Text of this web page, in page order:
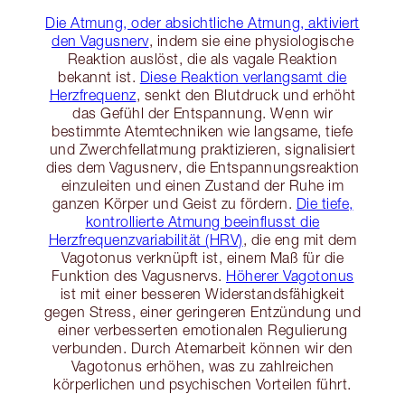
Die Atmung, oder absichtliche Atmung, aktiviert
den Vagusnerv, indem sie eine physiologische
Reaktion auslöst, die als vagale Reaktion
bekannt ist. Diese Reaktion verlangsamt die
Herzfrequenz, senkt den Blutdruck und erhöht
das Gefühl der Entspannung. Wenn wir
bestimmte Atemtechniken wie langsame, tiefe
und Zwerchfellatmung praktizieren, signalisiert
dies dem Vagusnerv, die Entspannungsreaktion
einzuleiten und einen Zustand der Ruhe im
ganzen Körper und Geist zu fördern. Die tiefe,
kontrollierte Atmung beeinflusst die
Herzfrequenzvariabilität (HRV), die eng mit dem
Vagotonus verknüpft ist, einem Maß für die
Funktion des Vagusnervs. Höherer Vagotonus
ist mit einer besseren Widerstandsfähigkeit
gegen Stress, einer geringeren Entzündung und
einer verbesserten emotionalen Regulierung
verbunden. Durch Atemarbeit können wir den
Vagotonus erhöhen, was zu zahlreichen
körperlichen und psychischen Vorteilen führt.